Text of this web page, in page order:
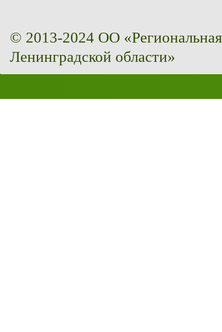
© 2013-2024 ОО
Ленинградской области»